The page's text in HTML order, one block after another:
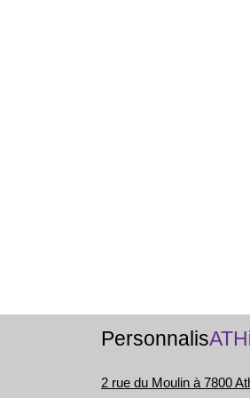
PersonnalisATH
2 rue du Moulin à 7800